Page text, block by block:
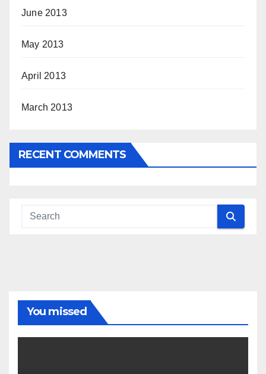
June 2013
May 2013
April 2013
March 2013
RECENT COMMENTS
You missed